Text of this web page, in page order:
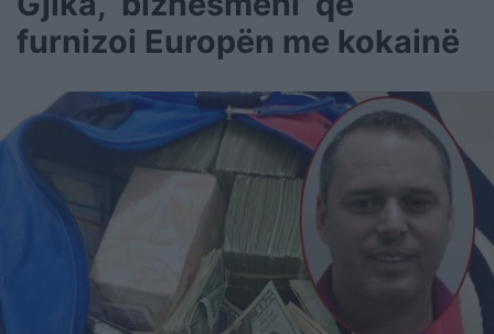
furnizoi Europën me kokainë